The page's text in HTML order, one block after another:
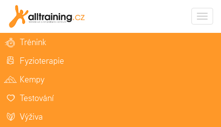
Trénink
Fyzioterapie
Kempy
Testování
Výživa